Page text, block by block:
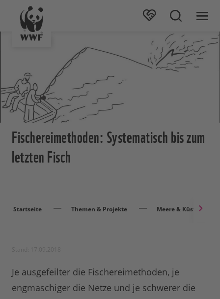
Fischereimethoden: Systematisch bis zum
letzten Fisch
Startseite Themen & Projekte Meere & Küsten
Je ausgefeilter die Fischereimethoden, je
engmaschiger die Netze und je schwerer die